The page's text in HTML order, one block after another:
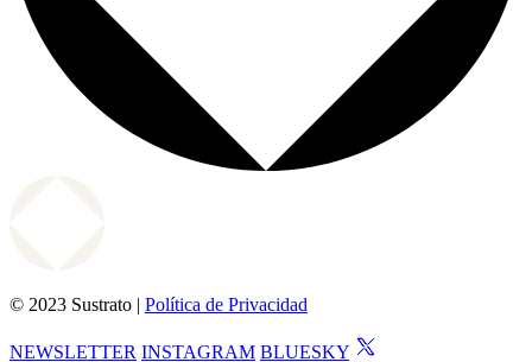
© 2023 Sustrato | Política de Privacidad
NEWSLETTER INSTAGRAM BLUESKY